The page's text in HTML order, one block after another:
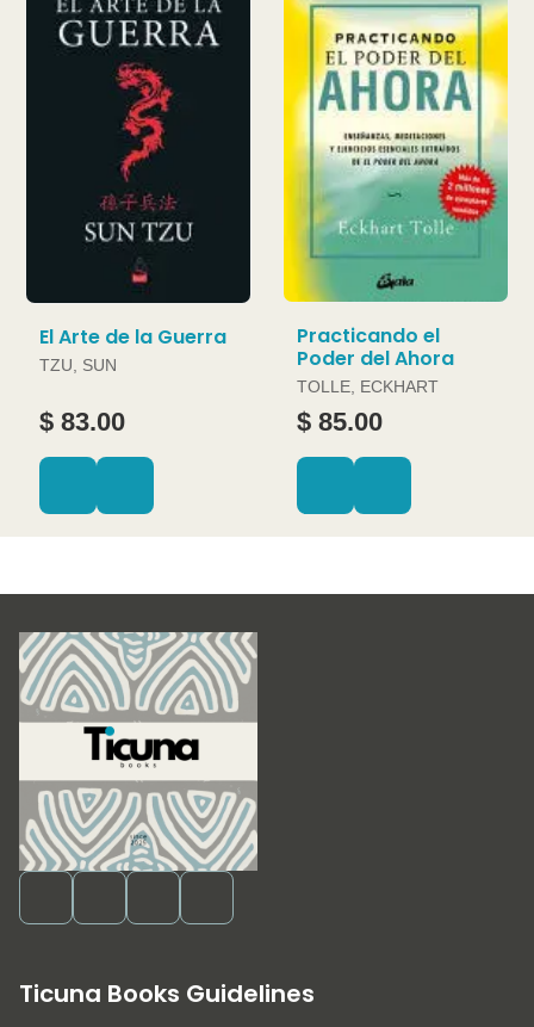
El Arte de la Guerra
TZU, SUN
$ 83.00
Practicando el
Poder del Ahora
TOLLE, ECKHART
$ 85.00
Ticuna Books Guidelines